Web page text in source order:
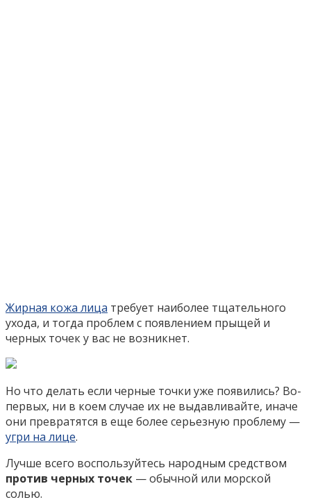
Жирная кожа лица требует наиболее тщательного
ухода, и тогда проблем с появлением прыщей и
черных точек у вас не возникнет.
Но что делать если черные точки уже появились? Во-
первых, ни в коем случае их не выдавливайте, иначе
они превратятся в еще более серьезную проблему —
угри на лице.
Лучше всего воспользуйтесь народным средством
против черных точек — обычной или морской
солью.